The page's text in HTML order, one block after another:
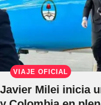
VIAJE OFICIAL
Javier Milei inicia